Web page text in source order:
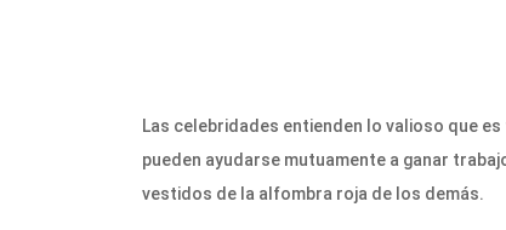
Las celebridades entienden lo valioso que
pueden ayudarse mutuamente a ganar
vestidos de la alfombra roja de los demás.